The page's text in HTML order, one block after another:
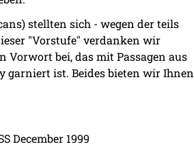
stellten sich - wegen der teils
"Vorstufe" verdanken wir
Vorwort bei, das mit Passagen aus
garniert ist. Beides bieten wir Ihnen
December 1999